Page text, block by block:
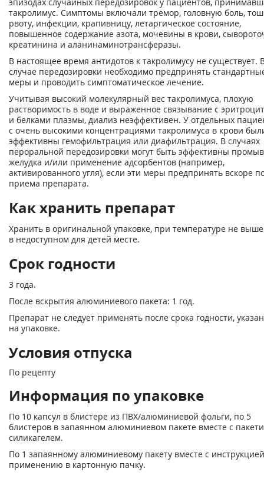
такролимус. Симптомы включали тремор, головную боль,
рвоту, инфекции, крапивницу, летаргическое состояние,
повышенное содержание азота, мочевины в крови,
креатинина и аланинаминотрансферазы.
В настоящее время антидотов к такролимусу не существует.
случае передозировки необходимо предпринять
меры и проводить симптоматическое лечение.
Учитывая высокий молекулярный вес такролимуса, плохую
растворимость в воде и выраженное связывание с
и белками плазмы, диализ неэффективен. У отдельных
с очень высокими концентрациями такролимуса в крови
эффективны гемофильтрация или диафильтрация. В случаях
пероральной передозировки могут быть эффективны
желудка и/или применение адсорбентов (например,
активированного угля), если эти меры предпринять вскоре
приема препарата.
Как хранить препарат
Хранить в оригинальной упаковке, при температуре не
в недоступном для детей месте.
Срок годности
3 года.
После вскрытия алюминиевого пакета: 1 год.
Препарат не следует применять после срока годности,
на упаковке.
Условия отпуска
По рецепту
Информация по упаковке
По 10 капсул в блистере из ПВХ/алюминиевой фольги, по 5
блистеров в запаянном алюминиевом пакете вместе с
силикагелем.
По 1 запаянному алюминиевому пакету вместе с
применению в картонную пачку.